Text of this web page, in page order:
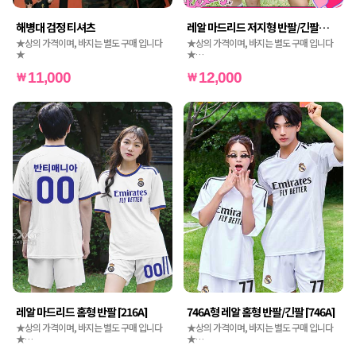
해병대 검정 티셔츠
★상의 가격이며, 바지는 별도 구매 입니다
★
11,000
레알 마드리드 저지형 반팔/긴팔
[16D]
★상의 가격이며, 바지는 별도 구매 입니다
★
12,000
레알 마드리드 홈형 반팔 [216A]
★상의 가격이며, 바지는 별도 구매 입니다
★
746A형 레알 홈형 반팔/긴팔 [746A]
★상의 가격이며, 바지는 별도 구매 입니다
★